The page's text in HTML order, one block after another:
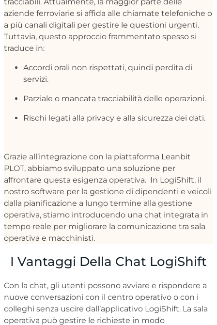
aziende ferroviarie si affida alle chiamate telefoniche o
a più canali digitali per gestire le questioni urgenti.
Tuttavia, questo approccio frammentato spesso si
traduce in:
Accordi orali non rispettati, quindi perdita di
servizi.
Parziale o mancata tracciabilità delle operazioni.
Rischi legati alla privacy e alla sicurezza dei dati.
Grazie all’integrazione con la piattaforma Leanbit
PLOT, abbiamo sviluppato una soluzione per
affrontare questa esigenza operativa. In LogiShift, il
nostro software per la gestione di dipendenti e veicoli
dalla pianificazione a lungo termine alla gestione
operativa, stiamo introducendo una chat integrata in
tempo reale per migliorare la comunicazione tra sala
operativa e macchinisti.
I Vantaggi Della Chat LogiShift
Con la chat, gli utenti possono avviare e rispondere a
nuove conversazioni con il centro operativo o con i
colleghi senza uscire dall’applicativo LogiShift. La sala
operativa può gestire le richieste in modo